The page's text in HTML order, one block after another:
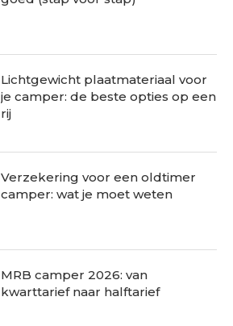
Lichtgewicht plaatmateriaal voor
je camper: de beste opties op een
rij
Verzekering voor een oldtimer
camper: wat je moet weten
MRB camper 2026: van
kwarttarief naar halftarief